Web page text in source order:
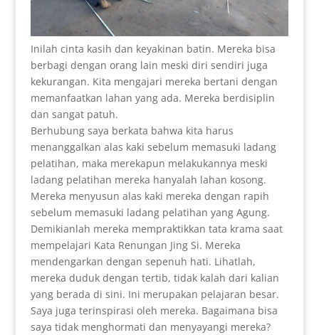
Inilah cinta kasih dan keyakinan batin. Mereka bisa
berbagi dengan orang lain meski diri sendiri juga
kekurangan. Kita mengajari mereka bertani dengan
memanfaatkan lahan yang ada. Mereka berdisiplin
dan sangat patuh.
Berhubung saya berkata bahwa kita harus
menanggalkan alas kaki sebelum memasuki ladang
pelatihan, maka merekapun melakukannya meski
ladang pelatihan mereka hanyalah lahan kosong.
Mereka menyusun alas kaki mereka dengan rapih
sebelum memasuki ladang pelatihan yang Agung.
Demikianlah mereka mempraktikkan tata krama saat
mempelajari Kata Renungan Jing Si. Mereka
mendengarkan dengan sepenuh hati. Lihatlah,
mereka duduk dengan tertib, tidak kalah dari kalian
yang berada di sini. Ini merupakan pelajaran besar.
Saya juga terinspirasi oleh mereka. Bagaimana bisa
saya tidak menghormati dan menyayangi mereka?